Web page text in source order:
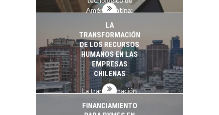
América Latina:
LA
TRANSFORMACIÓN
DE LOS RECURSOS
HUMANOS EN LAS
EMPRESAS
CHILENAS
La transformación
recursos humanos en
FINANCIAMIENTO